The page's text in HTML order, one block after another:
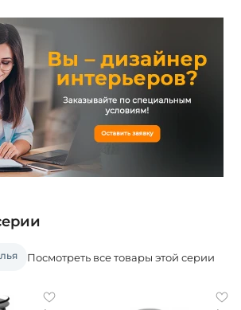
Посмотреть все товары этой серии